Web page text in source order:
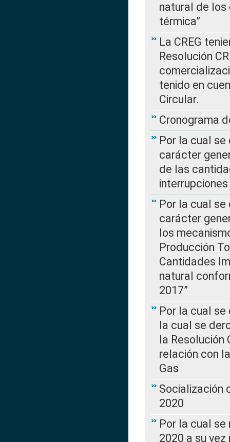
natural de los
térmica”
La CREG
Resolución
tenido en
Circular.
Cronograma
Por la cual
carácter
de las
Por la cual
carácter
los
Producción
Cantidades
natural
2017”
Por la cual
la cual se
la Resolución
relación con
Gas
Socialización
2020
Por la cual se
2020 a su